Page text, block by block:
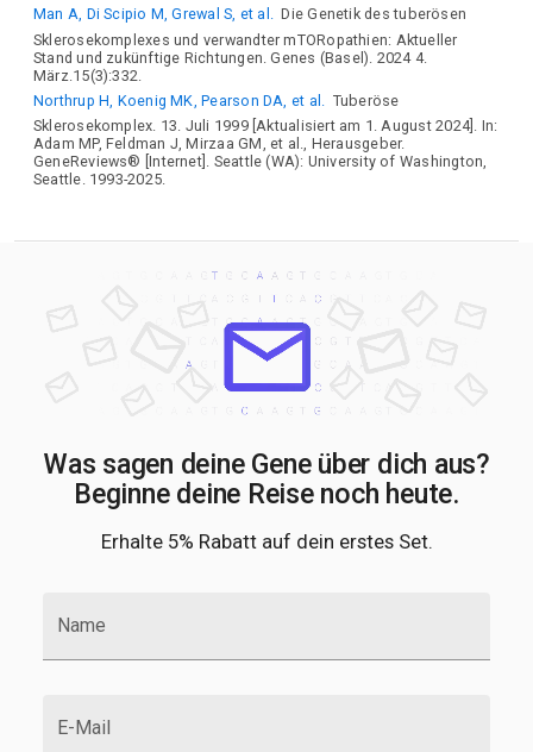
Man A, Di Scipio M, Grewal S, et al. Die Genetik des tuberösen
Sklerosekomplexes und verwandter mTORopathien: Aktueller
Stand und zukünftige Richtungen. Genes (Basel). 2024 4.
März.15(3):332.
Northrup H, Koenig MK, Pearson DA, et al. Tuberöse
Sklerosekomplex. 13. Juli 1999 [Aktualisiert am 1. August 2024]. In:
Adam MP, Feldman J, Mirzaa GM, et al., Herausgeber.
GeneReviews® [Internet]. Seattle (WA): University of Washington,
Seattle. 1993-2025.
Was sagen deine Gene über dich aus?
Beginne deine Reise noch heute.
Erhalte 5% Rabatt auf dein erstes Set.
Name
E-Mail